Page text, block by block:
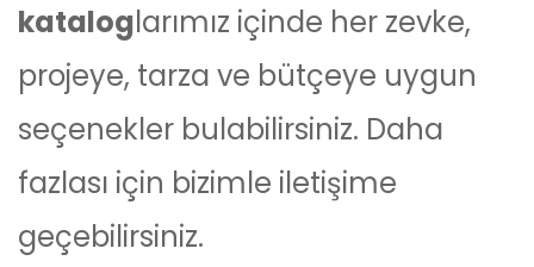
kataloglarımız içinde her zevke,
projeye, tarza ve bütçeye uygun
seçenekler bulabilirsiniz. Daha
fazlası için bizimle iletişime
geçebilirsiniz.